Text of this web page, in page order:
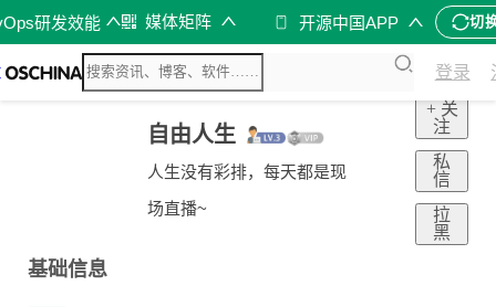
研发效能 媒体矩阵 开源中国APP 切
登录
自由人生
人生没有彩排，每天都是现
场直播~
+ 关
注
私
信
拉
黑
基础信息